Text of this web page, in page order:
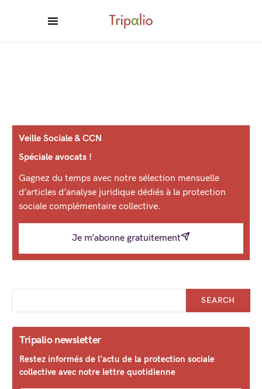
Veille Sociale & CCN
Spéciale avocats !
Gagnez du temps avec notre sélection mensuelle
d’articles d’analyse juridique dédiés à la protection
sociale complémentaire collective.
Je m’abonne gratuitement
SEARCH
Tripalio newsletter
Restez informés de l'actu de la protection sociale
collective avec notre lettre quotidienne